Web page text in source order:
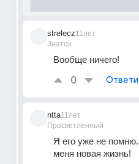
strelecz
Знаток
11лет
Вообще ничего!
0
ntta
Просветленный
11лет
Я его уже не
меня новая жизнь!